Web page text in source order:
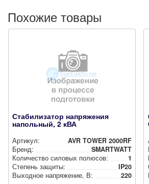
Похожие товары
Стабилизатор напряжения
напольный, 2 кВА
Артикул:
AVR TOWER 2000RF
Бренд:
SMARTWATT
Количество силовых полюсов:
1
Степень защиты:
IP20
Выходное нап­ря­же­ние, В:
220